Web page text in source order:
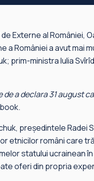
Externe al României,
a României a avut mai
prim-ministra Iulia
a declara 31 august
președintele Radei
etnicilor români care
statului ucrainean
oferi din propria